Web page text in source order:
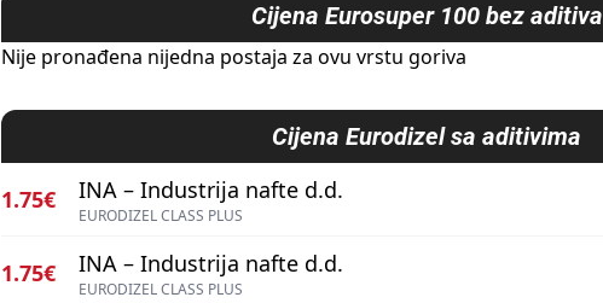
Cijena Eurosuper 100 bez aditiva
Nije pronađena nijedna postaja za ovu vrstu goriva
Cijena Eurodizel sa aditivima
1.75€ INA – Industrija nafte d.d.
EURODIZEL CLASS PLUS
1.75€ INA – Industrija nafte d.d.
EURODIZEL CLASS PLUS